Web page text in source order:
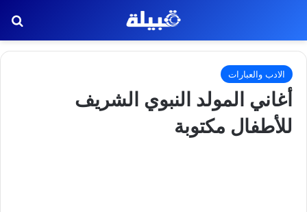
الادب والعبارات
أغاني المولد النبوي الشريف
للأطفال مكتوبة